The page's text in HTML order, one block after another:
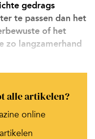
gedrags
te passen dan het
of het
zo langzamerhand
alle artikelen?
online